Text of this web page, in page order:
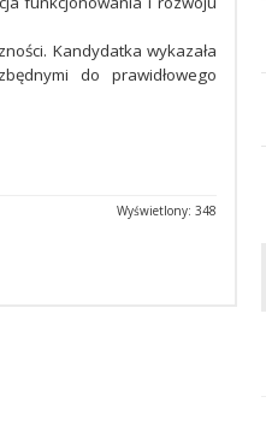
Kandydatka wykazała
do prawidłowego
Wyświetlony: 348